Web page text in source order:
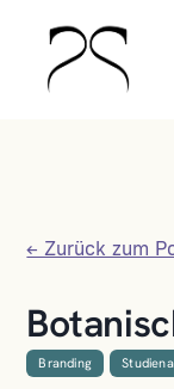
springen
← Zurück zum
Branding